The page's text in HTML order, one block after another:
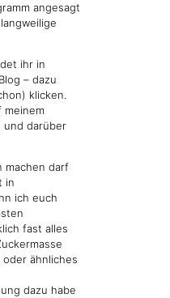
angesagt
ihr in
– dazu
klicken.
meinem
und darüber
machen darf
in
ich euch
fast alles
ähnliches
dazu habe